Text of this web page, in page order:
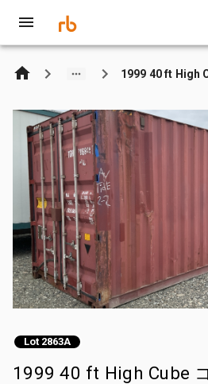
1999 40 ft High
Lot 2863A
1999 40 ft High Cube